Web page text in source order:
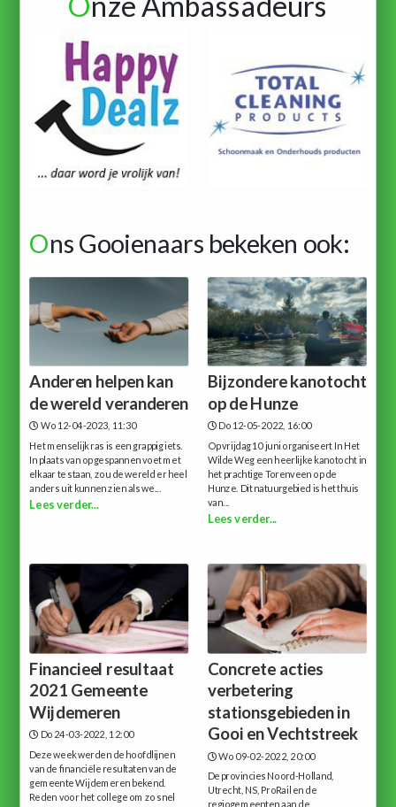
Ons Gooienaars bekeken ook:
Anderen helpen kan
de wereld veranderen
Wo 12-04-2023, 11:30
Het menselijk ras is een grappig iets.
In plaats van op gespannen voet met
elkaar te staan, zou de wereld er heel
anders uit kunnen zien als we...
Lees verder...
Bijzondere kanotocht
op de Hunze
Do 12-05-2022, 16:00
Op vrijdag 10 juni organiseert In Het
Wilde Weg een heerlijke kanotocht in
het prachtige Torenveen op de
Hunze. Dit natuurgebied is het thuis
van...
Lees verder...
Financieel resultaat
2021 Gemeente
Wijdemeren
Do 24-03-2022, 12:00
Deze week werden de hoofdlijnen
van de financiële resultaten van de
gemeente Wijdemeren bekend.
Reden voor het college om zo snel
Concrete acties
verbetering
stationsgebieden in
Gooi en Vechtstreek
Wo 09-02-2022, 20:00
De provincies Noord-Holland,
Utrecht, NS, ProRail en de